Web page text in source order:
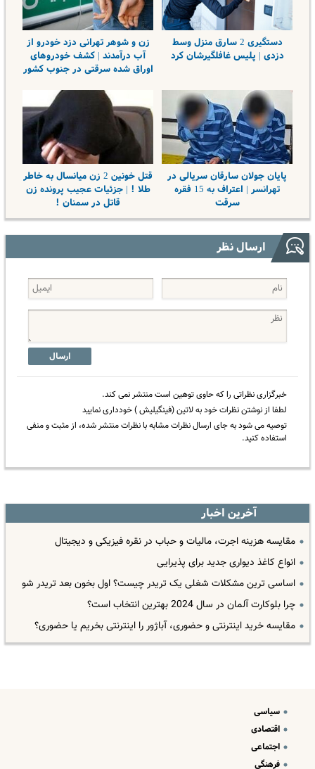
دستگیری 2 سارق منزل وسط
دزدی | پلیس غافلگیرشان کرد
زن و شوهر تهرانی دزد خودرو از
آب درآمدند | کشف خودروهای
اوراق شده سرقتی در جنوب کشور
پایان جولان سارقان سریالی در
تهرانسر | اعتراف به 15 فقره
سرقت
قتل خونین 2 زن میانسال به خاطر
طلا ! | جزئیات عجیب پرونده زن
قاتل در سمنان !
ارسال نظر
ارسال
خبرگزاری نظراتی را که حاوی توهین است منتشر نمی کند.
لطفا از نوشتن نظرات خود به لاتین (فینگیلیش ) خودداری نمایید
توصیه می شود به جای ارسال نظرات مشابه با نظرات منتشر شده، از مثبت و منفی
استفاده کنید.
آخرین اخبار
مقایسه هزینه اجرت، مالیات و حباب در نقره فیزیکی و دیجیتال
انواع کاغذ دیواری جدید برای پذیرایی
اساسی ترین مشکلات شغلی یک تریدر چیست؟ اول بخون بعد تریدر شو
چرا بلوکارت آلمان در سال 2024 بهترین انتخاب است؟
مقایسه خرید اینترنتی و حضوری، آباژور را اینترنتی بخریم یا حضوری؟
سیاسی
اقتصادی
اجتماعی
فرهنگی